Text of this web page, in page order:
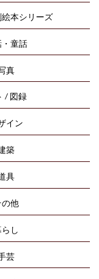
本シリーズ
童話
真
/ 図録
イン
築
具
他
し
芸